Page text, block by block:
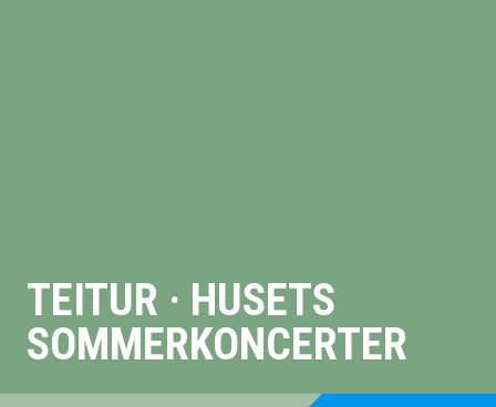
TEITUR · HUSETS
SOMMERKONCERTER